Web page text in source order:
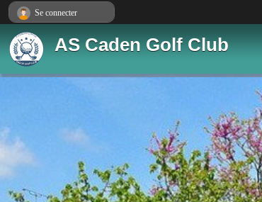
AS Caden Golf Club
Se connecter
Panneau de gestion des cookies